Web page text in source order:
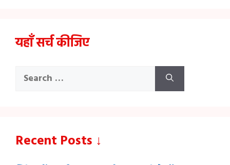
यहाँ सर्च कीजिए
Search
Recent Posts ↓